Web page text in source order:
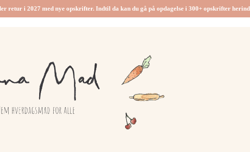
retur i 2027 med nye opskrifter. Indtil da kan du gå på opdagelse i 300+ opskrifter